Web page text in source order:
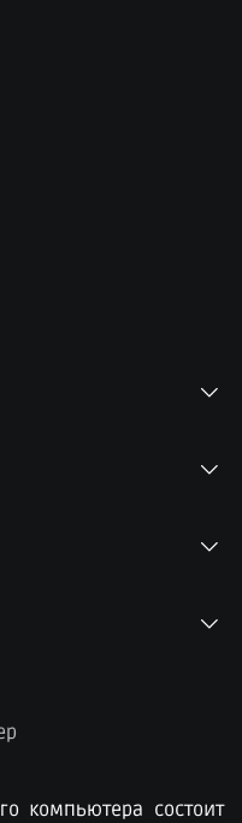
компьютера состоит